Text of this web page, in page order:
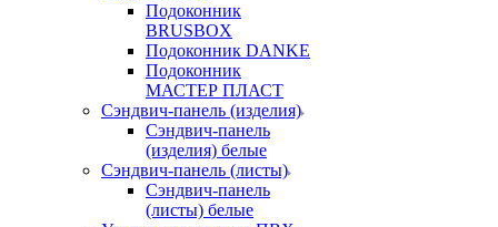
Подоконник
BRUSBOX
Подоконник DANKE
Подоконник
МАСТЕР ПЛАСТ
Сэндвич-панель (изделия)
Сэндвич-панель
(изделия) белые
Сэндвич-панель (листы)
Сэндвич-панель
(листы) белые